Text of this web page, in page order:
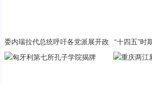
委内瑞拉代总统呼吁各党派展开政
“十四五”时